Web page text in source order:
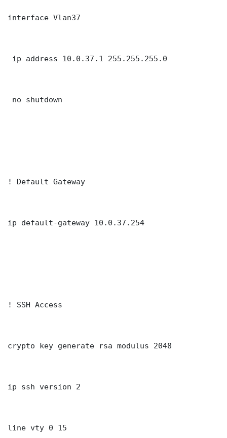
interface Vlan37
ip address 10.0.37.1 255.255.255.0
no shutdown
! Default Gateway
ip default-gateway 10.0.37.254
! SSH Access
crypto key generate rsa modulus 2048
ip ssh version 2
line vty 0 15